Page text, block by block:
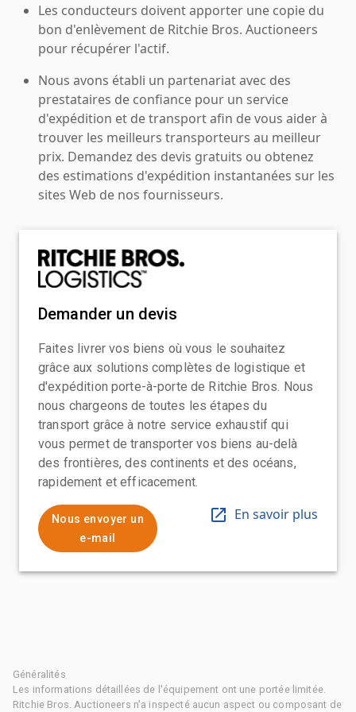
Les conducteurs doivent apporter une copie du
bon d'enlèvement de Ritchie Bros. Auctioneers
pour récupérer l'actif.
Nous avons établi un partenariat avec des
prestataires de confiance pour un service
d'expédition et de transport afin de vous aider à
trouver les meilleurs transporteurs au meilleur
prix. Demandez des devis gratuits ou obtenez
des estimations d'expédition instantanées sur les
sites Web de nos fournisseurs.
Demander un devis
Faites livrer vos biens où vous le souhaitez
grâce aux solutions complètes de logistique et
d'expédition porte-à-porte de Ritchie Bros. Nous
nous chargeons de toutes les étapes du
transport grâce à notre service exhaustif qui
vous permet de transporter vos biens au-delà
des frontières, des continents et des océans,
rapidement et efficacement.
Nous envoyer un
e-mail
En savoir plus
Généralités
Les informations détaillées de l'équipement ont une portée limitée.
Ritchie Bros. Auctioneers n'a inspecté aucun aspect ou composant de